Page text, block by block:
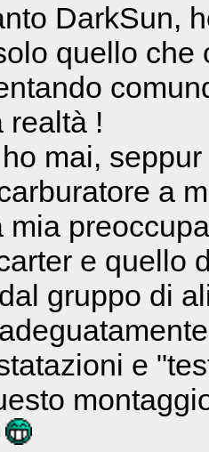
DarkSun,
quello che
realtà !
mai,
a
mia
e quello
gruppo di
e